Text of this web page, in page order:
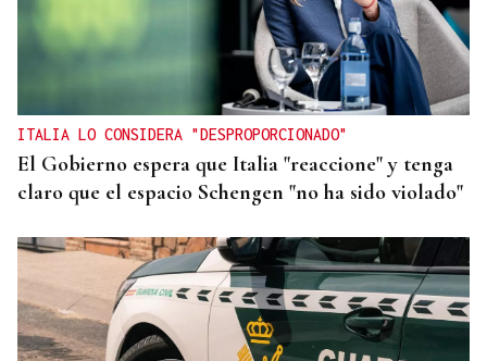
ITALIA LO CONSIDERA "DESPROPORCIONADO"
El Gobierno espera que Italia "reaccione" y tenga
claro que el espacio Schengen "no ha sido violado"